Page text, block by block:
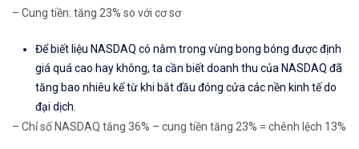
– Cung tiền: tăng 23% so với cơ sơ
Để biết liệu NASDAQ có nằm trong vùng bong bóng được định
giá quá cao hay không, ta cần biết doanh thu của NASDAQ đã
tăng bao nhiêu kể từ khi bắt đầu đóng cửa các nền kinh tế do
đại dịch.
– Chỉ số NASDAQ tăng 36% – cung tiền tăng 23% = chênh lệch 13%